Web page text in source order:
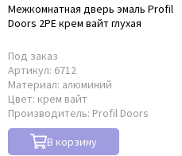
Межкомнатная дверь эмаль Profil
Doors 2PE крем вайт глухая
Под заказ
Артикул: 6712
Материал: алюминий
Цвет: крем вайт
Производитель: Profil Doors
В корзину